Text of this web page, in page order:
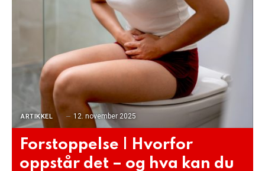
ARTIKKEL 12. november 2025
Forstoppelse | Hvorfor
oppstår det – og hva kan du